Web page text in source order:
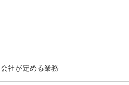
会社が定める業務